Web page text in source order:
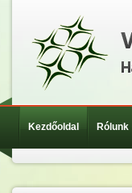
Kezdőoldal Rólunk